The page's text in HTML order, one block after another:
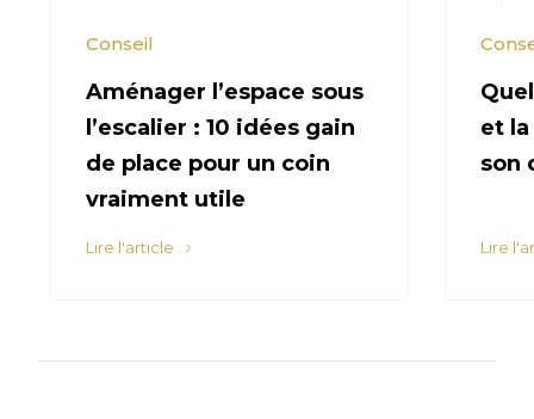
Conseil
Aménager l’espace sous
l’escalier : 10 idées gain
de place pour un coin
vraiment utile
Lire l'article
et
son
Lire